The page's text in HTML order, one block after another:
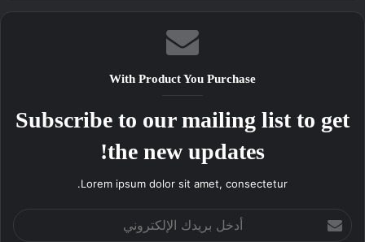
With Product You Purchase
Subscribe to our mailing list to get
the new updates!
Lorem ipsum dolor sit amet, consectetur.
بريدك